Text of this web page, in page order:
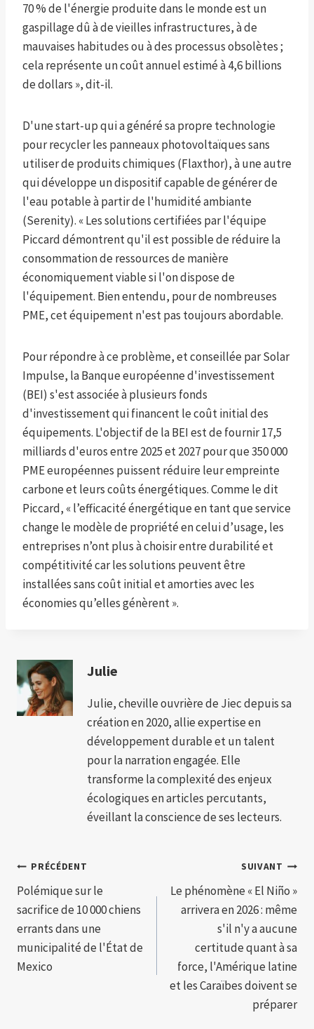
70 % de l'énergie produite dans le monde est un
gaspillage dû à de vieilles infrastructures, à de
mauvaises habitudes ou à des processus obsolètes ;
cela représente un coût annuel estimé à 4,6 billions
de dollars », dit-il.
D'une start-up qui a généré sa propre technologie
pour recycler les panneaux photovoltaïques sans
utiliser de produits chimiques (Flaxthor), à une autre
qui développe un dispositif capable de générer de
l'eau potable à partir de l'humidité ambiante
(Serenity). « Les solutions certifiées par l'équipe
Piccard démontrent qu'il est possible de réduire la
consommation de ressources de manière
économiquement viable si l'on dispose de
l'équipement. Bien entendu, pour de nombreuses
PME, cet équipement n'est pas toujours abordable.
Pour répondre à ce problème, et conseillée par Solar
Impulse, la Banque européenne d'investissement
(BEI) s'est associée à plusieurs fonds
d'investissement qui financent le coût initial des
équipements. L'objectif de la BEI est de fournir 17,5
milliards d'euros entre 2025 et 2027 pour que 350 000
PME européennes puissent réduire leur empreinte
carbone et leurs coûts énergétiques. Comme le dit
Piccard, « l’efficacité énergétique en tant que service
change le modèle de propriété en celui d’usage, les
entreprises n’ont plus à choisir entre durabilité et
compétitivité car les solutions peuvent être
installées sans coût initial et amorties avec les
économies qu’elles génèrent ».
Julie
Julie, cheville ouvrière de Jiec depuis sa
création en 2020, allie expertise en
développement durable et un talent
pour la narration engagée. Elle
transforme la complexité des enjeux
écologiques en articles percutants,
éveillant la conscience de ses lecteurs.
Navigation
de
l’article
PRÉCÉDENT
Polémique sur le
sacrifice de 10 000 chiens
errants dans une
municipalité de l'État de
Mexico
SUIVANT
Le phénomène « El Niño »
arrivera en 2026 : même
s'il n'y a aucune
certitude quant à sa
force, l'Amérique latine
et les Caraïbes doivent se
préparer